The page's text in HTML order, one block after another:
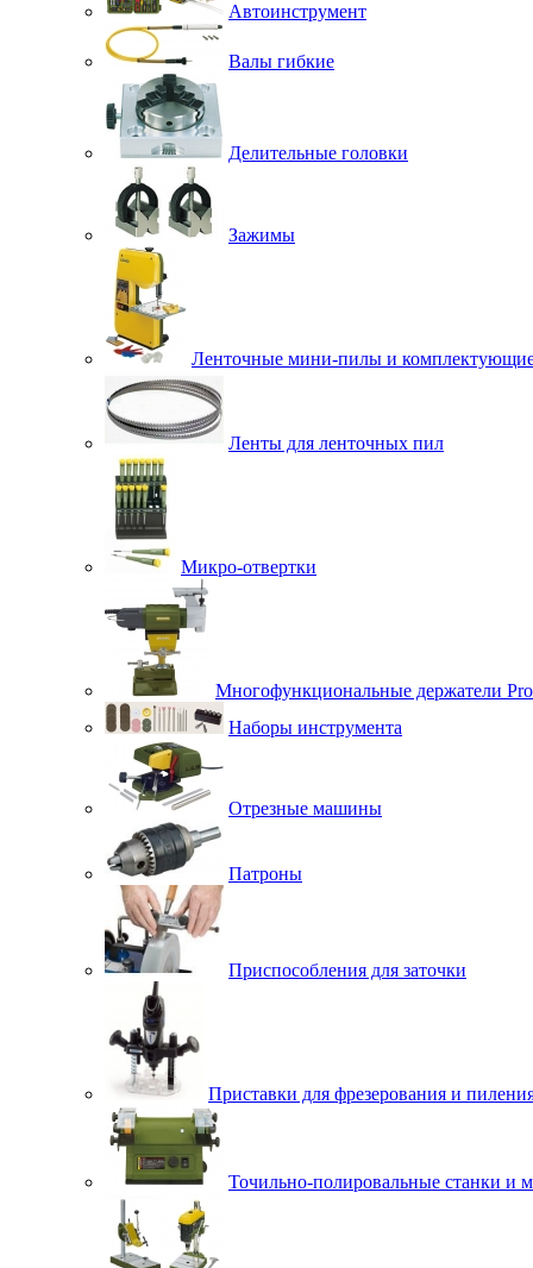
Автоинструмент
Валы гибкие
Делительные головки
Зажимы
Ленточные мини-пилы и
Ленты для ленточных пил
Микро-отвертки
Многофункциональные держатели
Наборы инструмента
Отрезные машины
Патроны
Приспособления для заточки
Приставки для фрезерования и
Точильно-полировальные станки и